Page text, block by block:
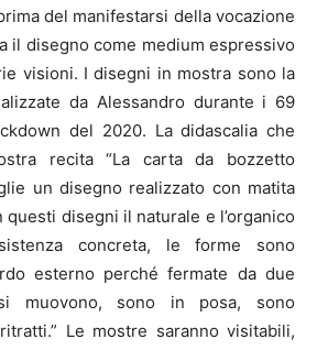
del manifestarsi della vocazione
il disegno come medium espressivo
visioni. I disegni in mostra sono la
da Alessandro durante i 69
del 2020. La didascalia che
recita “La carta da bozzetto
un disegno realizzato con matita
questi disegni il naturale e l’organico
concreta, le forme sono
esterno perché fermate da due
muovono, sono in posa, sono
Le mostre saranno visitabili,